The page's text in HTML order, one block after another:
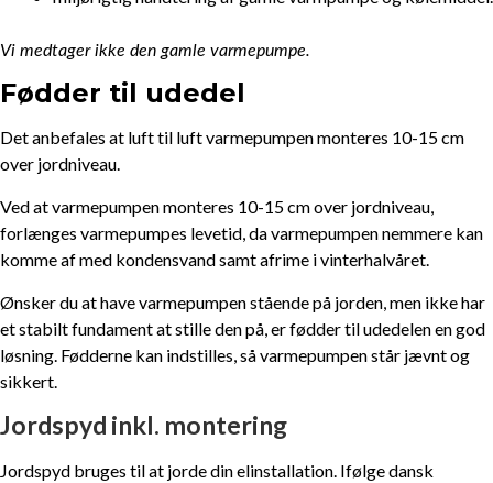
Vi medtager ikke den gamle varmepumpe.
Fødder til udedel
Det anbefales at luft til luft varmepumpen monteres 10-15 cm
over jordniveau.
Ved at varmepumpen monteres 10-15 cm over jordniveau,
forlænges varmepumpes levetid, da varmepumpen nemmere kan
komme af med kondensvand samt afrime i vinterhalvåret.
Ønsker du at have varmepumpen stående på jorden, men ikke har
et stabilt fundament at stille den på, er fødder til udedelen en god
løsning. Fødderne kan indstilles, så varmepumpen står jævnt og
sikkert.
Jordspyd inkl. montering
Jordspyd bruges til at jorde din elinstallation. Ifølge dansk